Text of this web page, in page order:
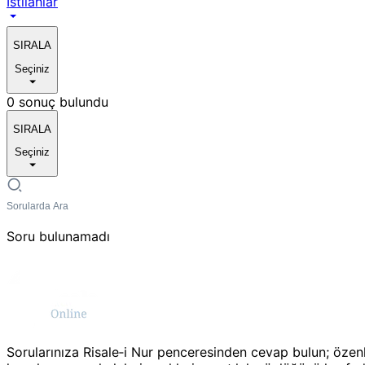
SIRALA
Seçiniz
0 sonuç bulundu
SIRALA
Seçiniz
Soru bulunamadı
Sorularınıza Risale‑i Nur penceresinden cevap bulun;